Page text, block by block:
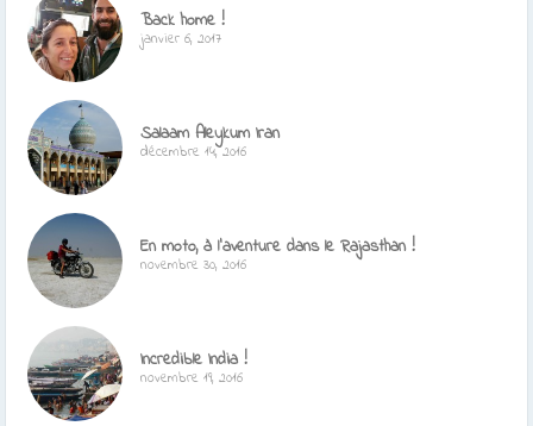
Back home !
janvier 6, 2017
Salaam Aleykum Iran
décembre 14, 2016
En moto, à l’aventure dans le Rajasthan !
novembre 30, 2016
Incredible India !
novembre 19, 2016